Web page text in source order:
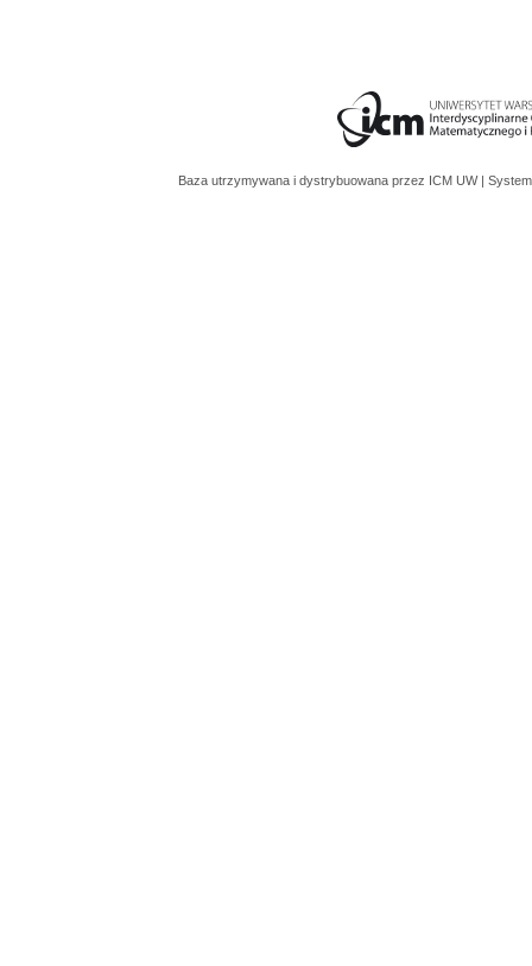
Baza utrzymywana i dystrybuowana przez ICM UW |